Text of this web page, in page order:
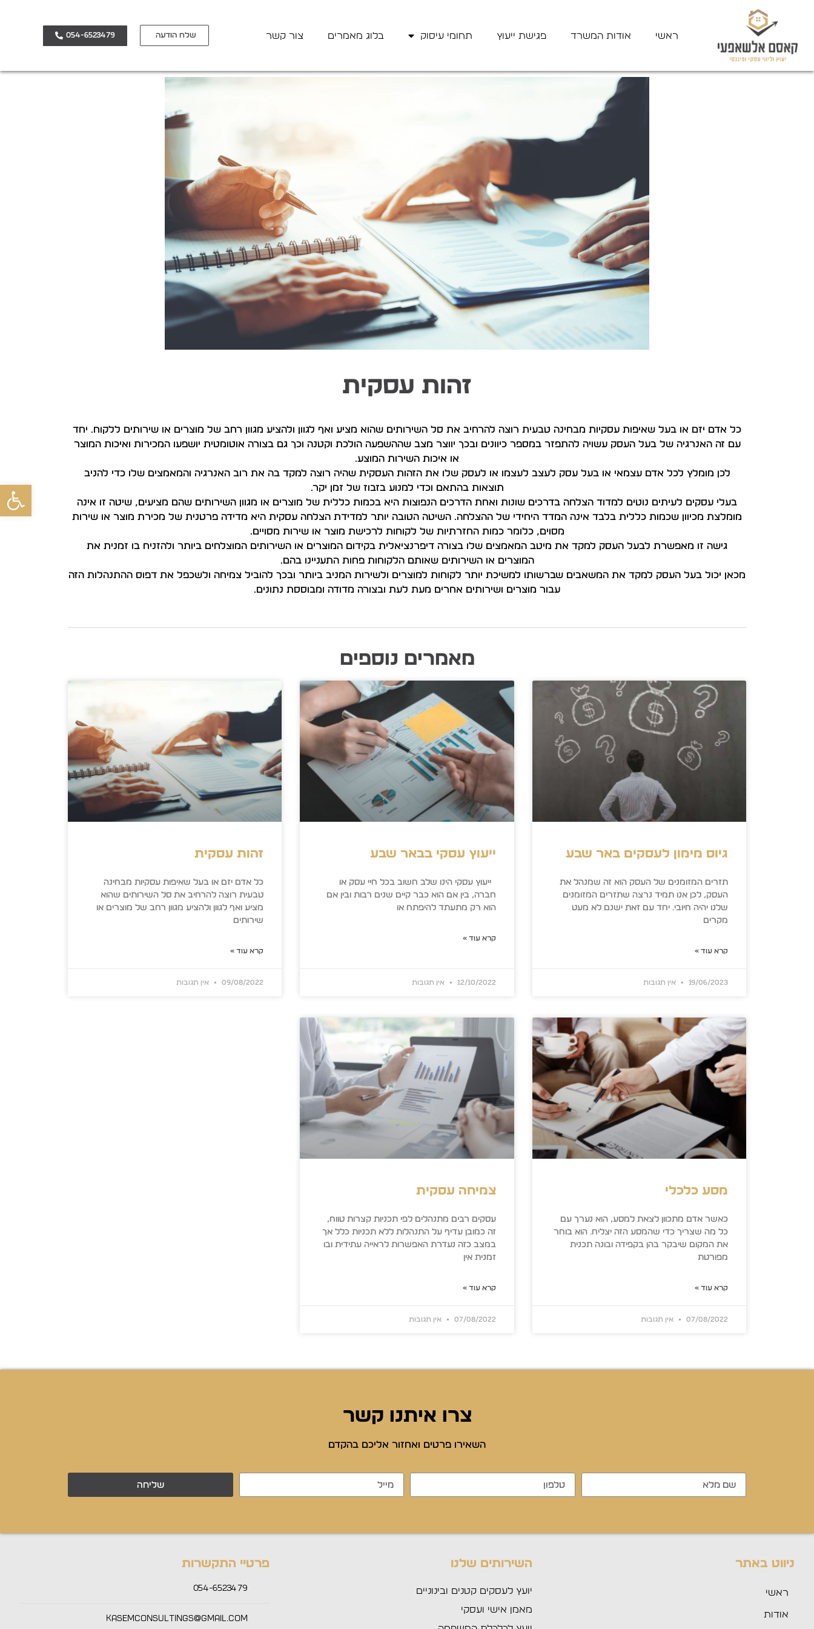
ראשי אודות המשרד פגישת ייעוץ תחומי עיסוק בלוג מאמרים צור קשר שלח הודעה 054-6523479
זהות עסקית
כל אדם יזם או בעל שאיפות עסקיות מבחינה טבעית רוצה להרחיב את סל השירותים שהוא מציע ואף לגוון ולהציע מגוון רחב של מוצרים או שירותים ללקוח. יחד
עם זה האנרגיה של בעל העסק עשויה להתפזר במספר כיוונים ובכך יווצר מצב שההשפעה הולכת וקטנה וכך גם בצורה אוטומטית יושפעו המכירות ואיכות המוצר
או איכות השירות המוצע.
לכן מומלץ לכל אדם עצמאי או בעל עסק לעצב לעצמו או לעסק שלו את הזהות העסקית שהיה רוצה למקד בה את רוב האנרגיה והמאמצים שלו כדי להניב
תוצאות בהתאם וכדי למנוע בזבוז של זמן יקר.
בעלי עסקים לעיתים נוטים למדוד הצלחה בדרכים שונות ואחת הדרכים הנפוצות היא בכמות כללית של מוצרים או מגוון השירותים שהם מציעים, שיטה זו אינה
מומלצת מכיוון שכמות כללית בלבד אינה המדד היחידי של ההצלחה. השיטה הטובה יותר למדידת הצלחה עסקית היא מדידה פרטנית של מכירת מוצר או שירות
מסוים, כלומר כמות החזרתיות של לקוחות לרכישת מוצר או שירות מסויים.
גישה זו מאפשרת לבעל העסק למקד את מיטב המאמצים שלו בצורה דיפרנציאלית בקידום המוצרים או השירותים המוצלחים ביותר ולהזניח בו זמנית את
המוצרים או השירותים שאותם הלקוחות פחות התעניינו בהם.
מכאן יכול בעל העסק למקד את המשאבים שברשותו למשיכת יותר לקוחות למוצרים ולשירות המניב ביותר ובכך להוביל צמיחה ולשכפל את דפוס ההתנהלות הזה
עבור מוצרים ושירותים אחרים מעת לעת ובצורה מדודה ומבוססת נתונים.
מאמרים נוספים
גיוס מימון לעסקים באר שבע
תזרים המזומנים של העסק הוא זה שמנהל את
העסק, לכן אנו תמיד נרצה שתזרים המזומנים
שלנו יהיה חיובי. יחד עם זאת ישנם לא מעט
מקרים
קרא עוד »
19/06/2023 אין תגובות
ייעוץ עסקי בבאר שבע
ייעוץ עסקי הינו שלב חשוב בכל חיי עסק או
חברה, בין אם הוא כבר קיים שנים רבות ובין אם
הוא רק מתעתד להיפתח או
קרא עוד »
12/10/2022 אין תגובות
זהות עסקית
כל אדם יזם או בעל שאיפות עסקיות מבחינה
טבעית רוצה להרחיב את סל השירותים שהוא
מציע ואף לגוון ולהציע מגוון רחב של מוצרים או
שירותים
קרא עוד »
09/08/2022 אין תגובות
מסע כלכלי
כאשר אדם מתכוון לצאת למסע, הוא נערך עם
כל מה שצריך כדי שהמסע הזה יצליח. הוא בוחר
את המקום שיבקר בהן בקפידה ובונה תכנית
מפורטת
קרא עוד »
07/08/2022 אין תגובות
צמיחה עסקית
עסקים רבים מתנהלים לפי תכניות קצרות טווח,
זה כמובן עדיף על התנהלות ללא תכניות כלל אך
במצב כזה נעדרת האפשרות לראייה עתידית ובו
זמנית אין
קרא עוד »
07/08/2022 אין תגובות
צרו איתנו קשר
השאירו פרטים ואחזור אליכם בהקדם
שליחה
ניווט באתר
ראשי
אודות
השירותים שלנו
יועץ לעסקים קטנים ובינוניים
מאמן אישי ועסקי
פרטיי התקשרות
054-6523479
Kasemconsultings@gmail.com